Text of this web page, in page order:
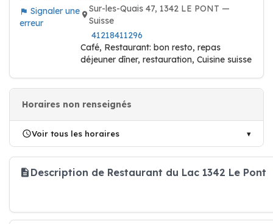
Signaler une
erreur
Sur-les-Quais 47, 1342 LE PONT —
Suisse
41218411296
Café, Restaurant: bon resto, repas
déjeuner dîner, restauration, Cuisine suisse
Horaires non renseignés
Voir tous les horaires
Description de Restaurant du Lac 1342 Le Pont